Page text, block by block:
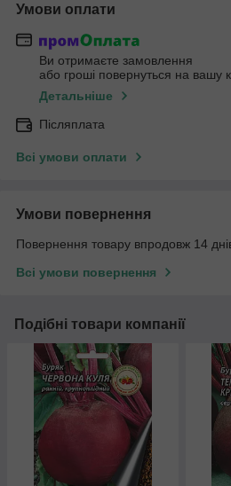
Умови оплати
Ви отримаєте замовлення
або гроші повернуться на вашу
Детальніше
Післяплата
Всі умови оплати
Умови повернення
Повернення товару впродовж 14
Всі умови повернення
Подібні товари компанії